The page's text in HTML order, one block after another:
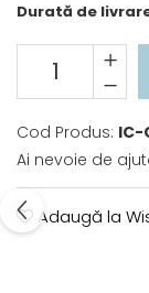
Durată de
Cod Produs: IC-
Ai nevoie de
Adaugă la